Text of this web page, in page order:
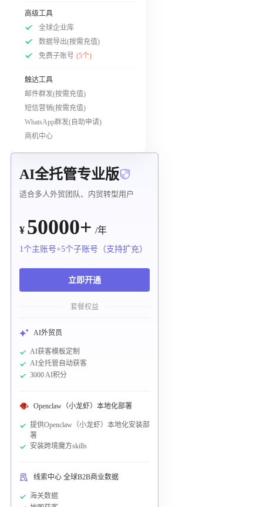
高级工具
全球企业库
数据导出(按需充值)
免费子账号 (5个)
触达工具
邮件群发(按需充值)
短信营销(按需充值)
WhatsApp群发(自助申请)
商机中心
AI全托管专业版
适合多人外贸团队、内贸转型用户
¥ 50000+ /年
1个主账号+5个子账号（支持扩充）
立即开通
套餐权益
AI外贸员
AI获客模板定制
AI全托管自动获客
3000 AI积分
Openclaw（小龙虾）本地化部署
提供Openclaw（小龙虾）本地化安装部
署
安装跨境魔方skills
线索中心 全球B2B商业数据
海关数据